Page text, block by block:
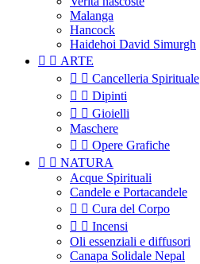
Malanga
Hancock
Haidehoi David Simurgh
  ARTE
  Cancelleria Spirituale
  Dipinti
  Gioielli
Maschere
  Opere Grafiche
  NATURA
Acque Spirituali
Candele e Portacandele
  Cura del Corpo
  Incensi
Oli essenziali e diffusori
Canapa Solidale Nepal